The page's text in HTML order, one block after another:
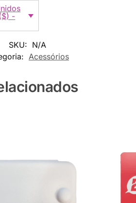
-
SKU: N/A
Acessórios